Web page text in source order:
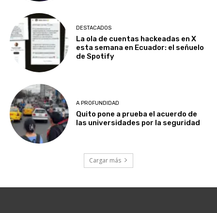
DESTACADOS
La ola de cuentas hackeadas en X
esta semana en Ecuador: el señuelo
de Spotify
A PROFUNDIDAD
Quito pone a prueba el acuerdo de
las universidades por la seguridad
Cargar más